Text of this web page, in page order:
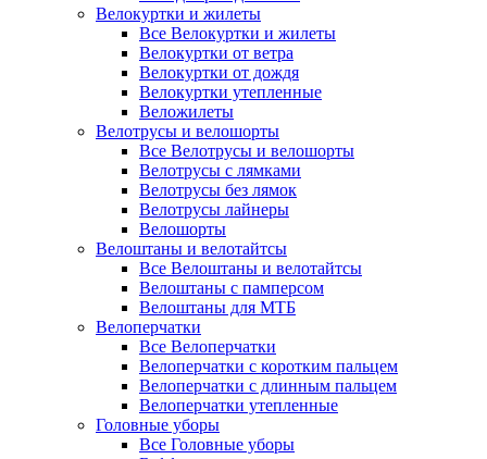
Велокуртки и жилеты
Все Велокуртки и жилеты
Велокуртки от ветра
Велокуртки от дождя
Велокуртки утепленные
Веложилеты
Велотрусы и велошорты
Все Велотрусы и велошорты
Велотрусы с лямками
Велотрусы без лямок
Велотрусы лайнеры
Велошорты
Велоштаны и велотайтсы
Все Велоштаны и велотайтсы
Велоштаны с памперсом
Велоштаны для МТБ
Велоперчатки
Все Велоперчатки
Велоперчатки с коротким пальцем
Велоперчатки с длинным пальцем
Велоперчатки утепленные
Головные уборы
Все Головные уборы